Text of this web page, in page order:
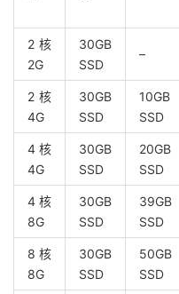
2 核
2G
30GB
SSD
–
2 核
4G
30GB
SSD
10GB
SSD
4 核
4G
30GB
SSD
20GB
SSD
4 核
8G
30GB
SSD
39GB
SSD
8 核
8G
30GB
SSD
50GB
SSD